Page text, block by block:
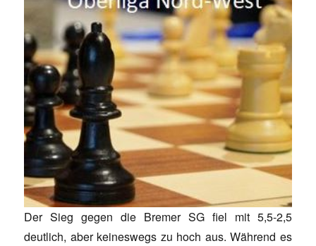
Der Sieg gegen die Bremer SG fiel mit 5,5-2,5
deutlich, aber keineswegs zu hoch aus. Während es